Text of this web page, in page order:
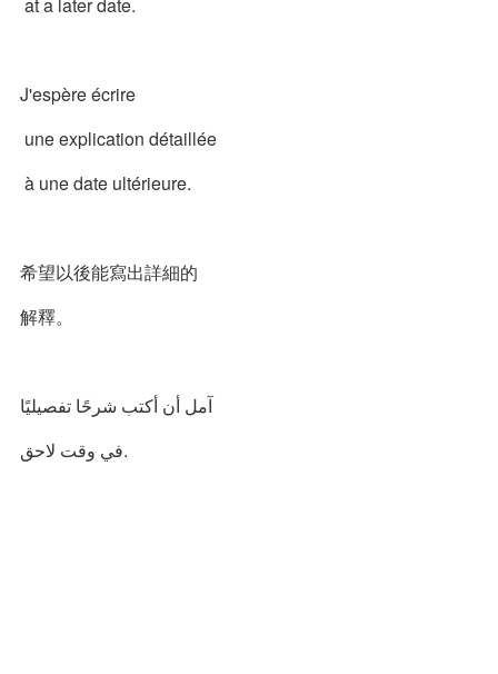
J'espère écrire
une explication détaillée
à une date ultérieure.
希望以後能寫出詳細的
解釋。
آمل أن أكتب شرحًا تفصيليًا
في وقت لاحق.